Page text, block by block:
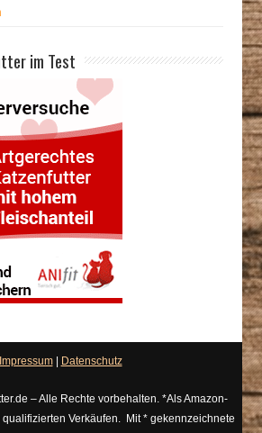
im Test
Impressum| Datenschutz
– Alle Rechte vorbehalten. *Als Amazon-
Verkäufen. Mit * gekennzeichnete